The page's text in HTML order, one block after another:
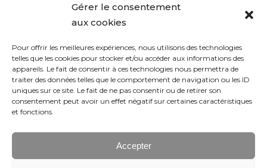
Gérer le consentement
aux cookies
Pour offrir les meilleures expériences, nous utilisons des technologies
telles que les cookies pour stocker et/ou accéder aux informations des
appareils. Le fait de consentir à ces technologies nous permettra de
traiter des données telles que le comportement de navigation ou les ID
uniques sur ce site. Le fait de ne pas consentir ou de retirer son
consentement peut avoir un effet négatif sur certaines caractéristiques
et fonctions.
Accepter
21220 Gevrey Chambertin
06 15 15 80 29
Horaires :sur rendez-vous.